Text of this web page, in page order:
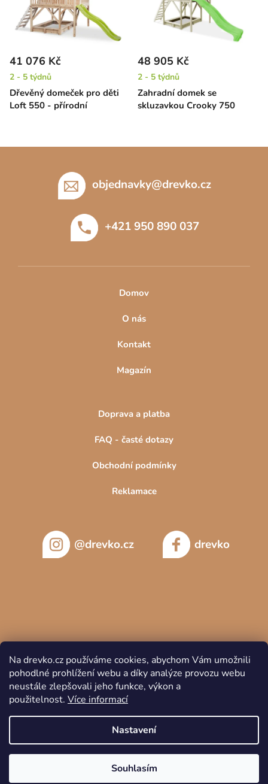
Na drevko.cz používáme cookies, abychom Vám umožnili
pohodlné prohlížení webu a díky analýze provozu webu
neustále zlepšovali jeho funkce, výkon a
použitelnost. Více informací
Nastavení
Souhlasím
Dřevěný domeček pro děti
Loft 550 - přírodní
41 076 Kč
2 - 5 týdnů
Zahradní domek se
skluzavkou Crooky 750
48 905 Kč
2 - 5 týdnů
objednavky@drevko.cz
+421 950 890 037
Domov
O nás
Kontakt
Magazín
Doprava a platba
FAQ - časté dotazy
Obchodní podmínky
Reklamace
@drevko.cz drevko
Vytvořil Shoptet